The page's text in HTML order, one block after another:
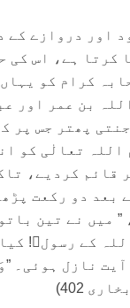
اور دروازے
کرتا ہے، اس کی
کرام کو
بن عمر اور
پھتر جس پر
اللہ تعالٰی کو
قائم کردیے،
بعد دو رکعت
” میں نے تین
کے رسولﷺ!
نازل ہوئی۔
402)